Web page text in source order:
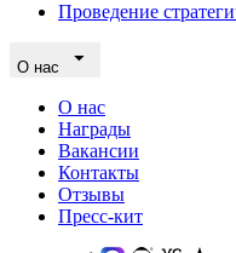
Проведение
О нас
О нас
Награды
Вакансии
Контакты
Отзывы
Пресс-кит